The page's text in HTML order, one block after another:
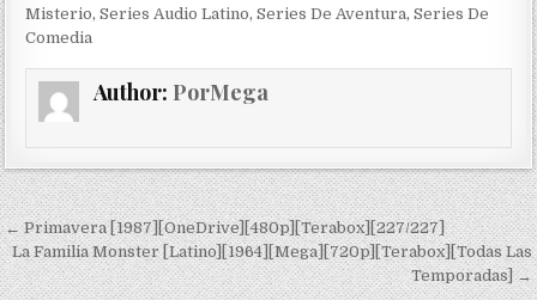
Misterio,Series Audio Latino,Series De Aventura,Series De
Comedia
Author: PorMega
Navegación de entradas
← Primavera [1987][OneDrive][480p][Terabox][227/227]
La Familia Monster [Latino][1964][Mega][720p][Terabox][Todas Las
Temporadas] →